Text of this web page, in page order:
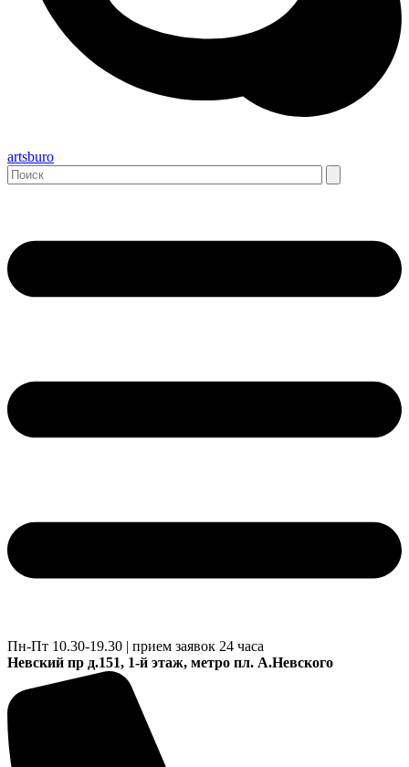
artsburo
Пн-Пт 10.30-19.30 | прием заявок 24 часа
Невский пр д.151, 1-й этаж, метро пл. А.Невского